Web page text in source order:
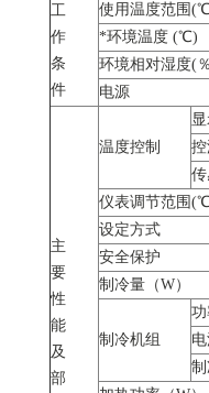
工
作
条
件
使用温度范围
*环境温度 (℃)
环境相对湿度(
电源
主
要
性
能
及
部
温度控制
仪表调节范围
设定方式
安全保护
制冷量（W）
制冷机组